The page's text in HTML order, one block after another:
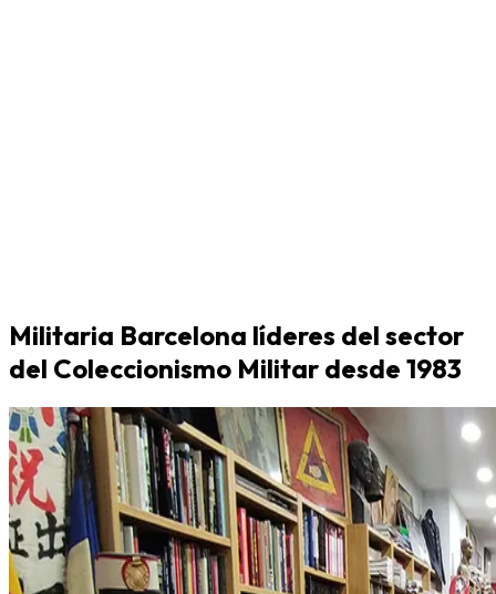
Militaria Barcelona líderes del sector
del Coleccionismo Militar desde 1983